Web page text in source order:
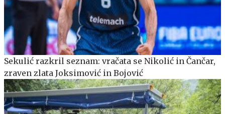
Sekulić razkril seznam: vračata se Nikolić in Čančar,
zraven zlata Joksimović in Bojović